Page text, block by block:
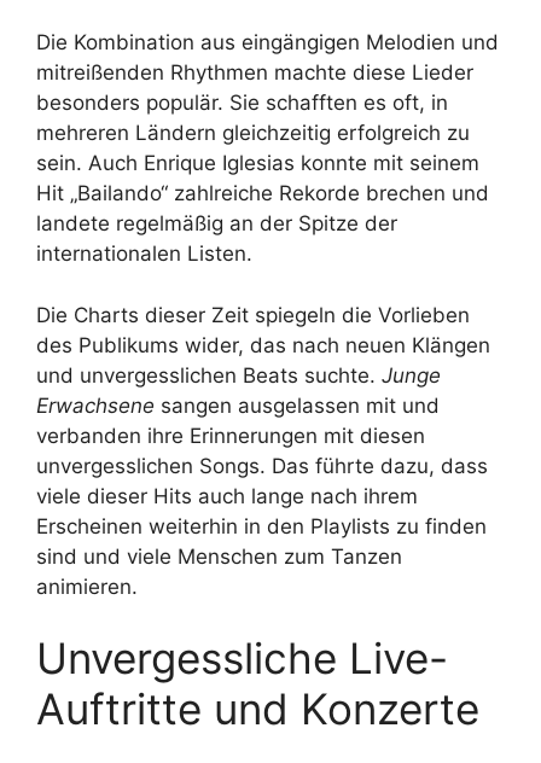
Die Kombination aus eingängigen Melodien und
mitreißenden Rhythmen machte diese Lieder
besonders populär. Sie schafften es oft, in
mehreren Ländern gleichzeitig erfolgreich zu
sein. Auch Enrique Iglesias konnte mit seinem
Hit „Bailando“ zahlreiche Rekorde brechen und
landete regelmäßig an der Spitze der
internationalen Listen.
Die Charts dieser Zeit spiegeln die Vorlieben
des Publikums wider, das nach neuen Klängen
und unvergesslichen Beats suchte. Junge
Erwachsene sangen ausgelassen mit und
verbanden ihre Erinnerungen mit diesen
unvergesslichen Songs. Das führte dazu, dass
viele dieser Hits auch lange nach ihrem
Erscheinen weiterhin in den Playlists zu finden
sind und viele Menschen zum Tanzen
animieren.
Unvergessliche Live-
Auftritte und Konzerte